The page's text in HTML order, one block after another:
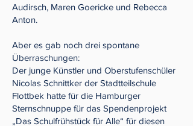
Audirsch, Maren Goericke und Rebecca
Anton.
Aber es gab noch drei spontane
Überraschungen:
Der junge Künstler und Oberstufenschüler
Nicolas Schnittker der Stadtteilschule
Flottbek hatte für die Hamburger
Sternschnuppe für das Spendenprojekt
„Das Schulfrühstück für Alle“ für diesen